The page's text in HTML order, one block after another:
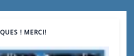
! MERCI!